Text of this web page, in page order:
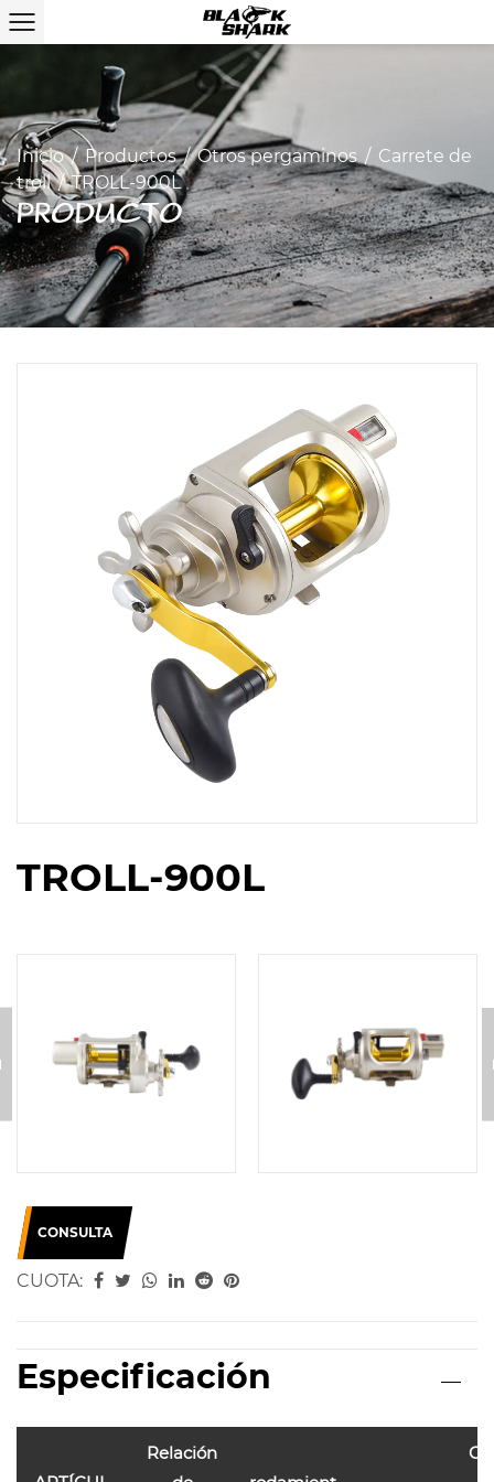
Inicio/Productos/Otros pergaminos / Carrete de
troll/TROLL-900L
PRODUCTO
TROLL-900L
CONSULTA
CUOTA:
Especificación
Relación